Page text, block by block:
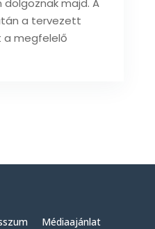
majd. A
a tervezett
a megfelelő
Médiaajánlat